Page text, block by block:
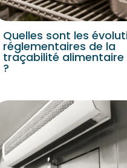
Quelles sont les
réglementaires de la
traçabilité alimentaire
?